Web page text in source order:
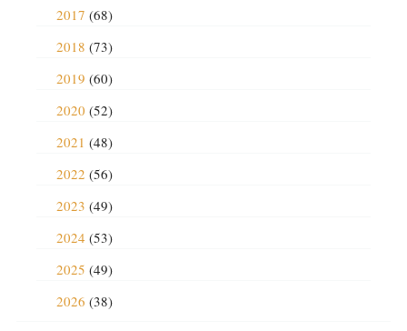
2017 (68)
2018 (73)
2019 (60)
2020 (52)
2021 (48)
2022 (56)
2023 (49)
2024 (53)
2025 (49)
2026 (38)